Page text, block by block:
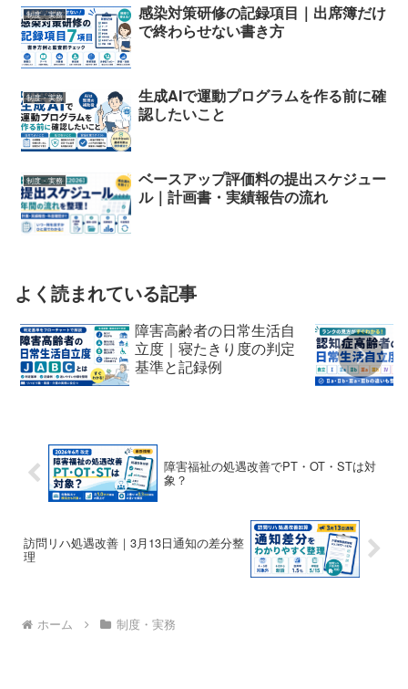
制度・実務
感染対策研修の記録項目｜出席簿だけ
で終わらせない書き方
制度・実務
生成AIで運動プログラムを作る前に確
認したいこと
制度・実務
ベースアップ評価料の提出スケジュー
ル｜計画書・実績報告の流れ
よく読まれている記事
障害高齢者の日常生活自
立度｜寝たきり度の判定
基準と記録例
障害福祉の処遇改善でPT・OT・STは対
象？
訪問リハ処遇改善｜3月13日通知の差分整
理
ホーム 制度・実務